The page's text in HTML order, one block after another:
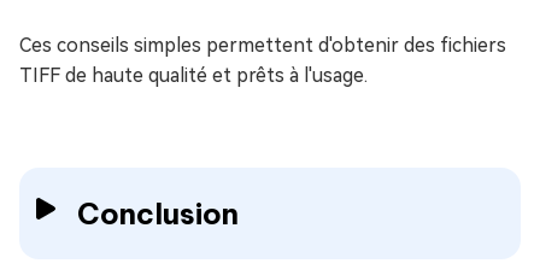
Ces conseils simples permettent d'obtenir des fichiers
TIFF de haute qualité et prêts à l'usage.
Conclusion